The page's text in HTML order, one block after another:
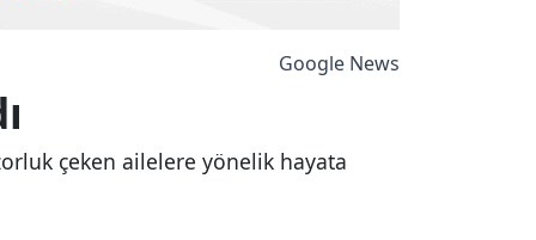
Google News
çeken ailelere yönelik hayata